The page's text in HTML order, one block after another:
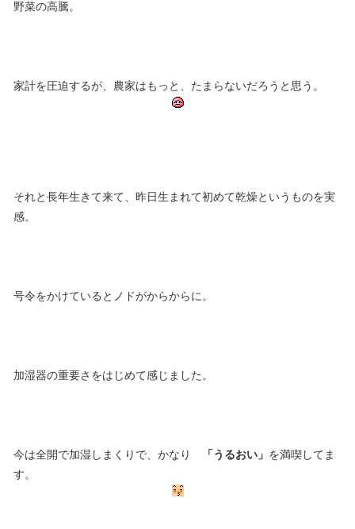
野菜の高騰。
家計を圧迫するが、農家はもっと、たまらないだろうと思う。
それと長年生きて来て、昨日生まれて初めて乾燥というものを実
感。
号令をかけているとノドがからからに。
加湿器の重要さをはじめて感じました。
今は全開で加湿しまくりで、かなり 「うるおい」 を満喫してま
す。